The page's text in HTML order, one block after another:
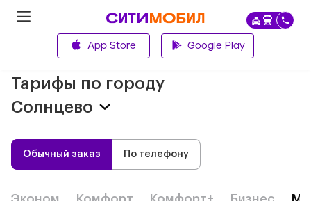
App Store Google Play
Тарифы по городу
Солнцево
Обычный заказ По телефону